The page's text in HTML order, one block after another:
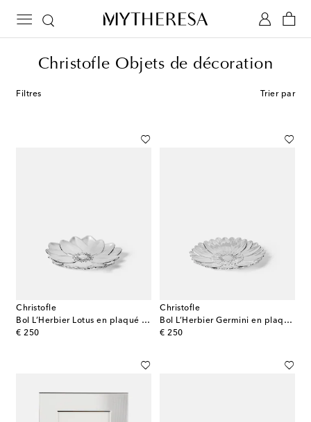
Christofle Objets de décoration
Filtres Trier par
Christofle
Bol L’Herbier Lotus en plaqué argent
€ 250
original price
Christofle
Bol L’Herbier Germini en plaqué argent
€ 250
original price